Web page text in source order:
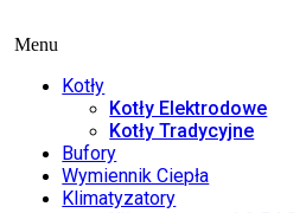
Menu
Kotły
Kotły Elektrodowe
Kotły Tradycyjne
Bufory
Wymiennik Ciepła
Klimatyzatory